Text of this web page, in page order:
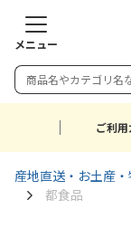
メニュー
ご利
産地直送・お土産
都食品